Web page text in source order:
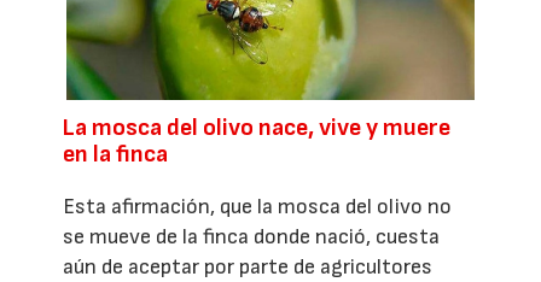
La mosca del olivo nace, vive y muere
en la finca
Esta afirmación, que la mosca del olivo no
se mueve de la finca donde nació, cuesta
aún de aceptar por parte de agricultores